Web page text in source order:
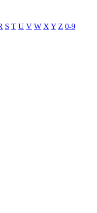
S T U V W X Y Z 0-9